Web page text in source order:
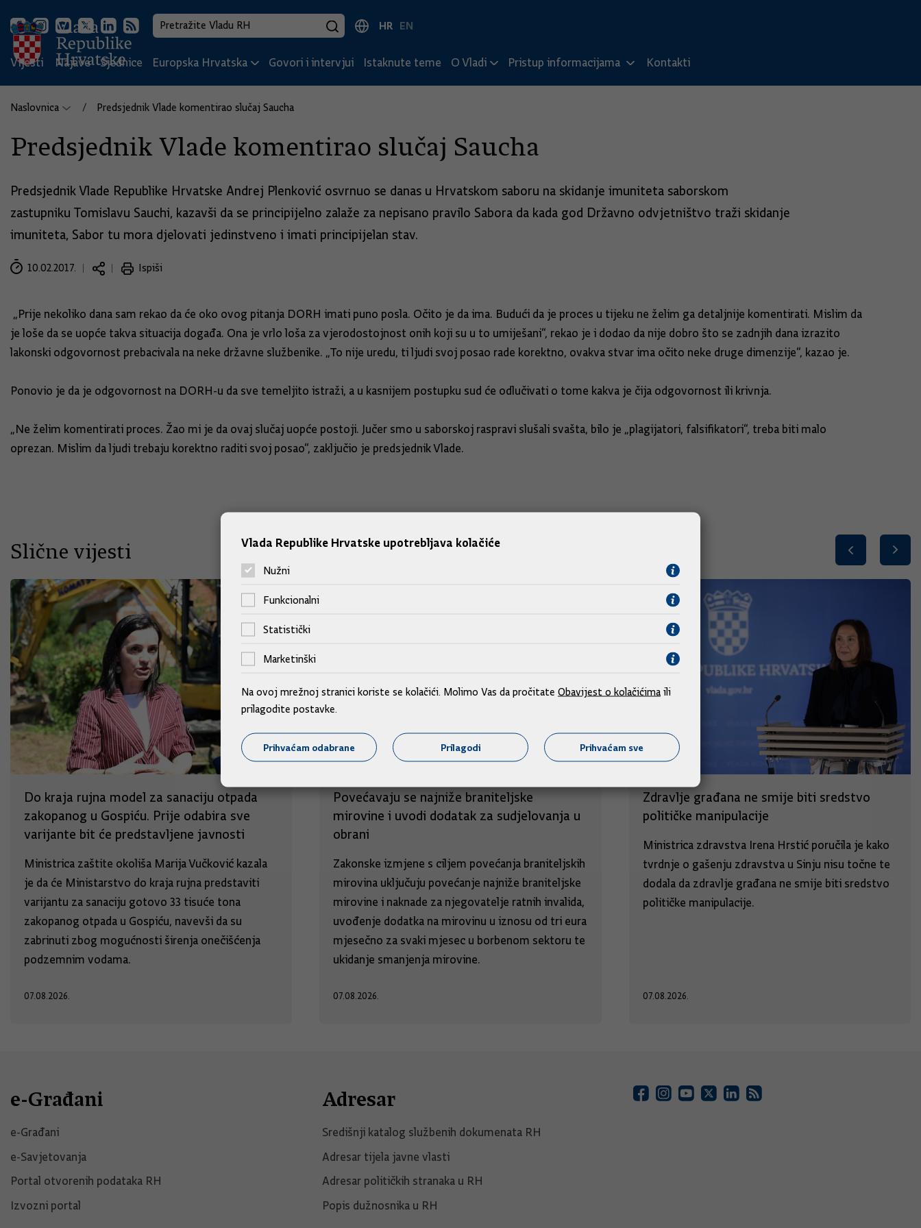
HR EN
Vijesti Najave Sjednice Europska Hrvatska Govori i intervjui Istaknute teme O Vladi Pristup informacijama Kontakti
Naslovnica Predsjednik Vlade komentirao slučaj Saucha
Predsjednik Vlade komentirao slučaj Saucha
Predsjednik Vlade Republike Hrvatske Andrej Plenković osvrnuo se danas u Hrvatskom saboru na skidanje imuniteta saborskom
zastupniku Tomislavu Sauchi, kazavši da se principijelno zalaže za nepisano pravilo Sabora da kada god Državno odvjetništvo traži skidanje
imuniteta, Sabor tu mora djelovati jedinstveno i imati principijelan stav.
10.02.2017. Ispiši
„Prije nekoliko dana sam rekao da će oko ovog pitanja DORH imati puno posla. Očito je da ima. Budući da je proces u tijeku ne želim ga detaljnije komentirati. Mislim da
je loše da se uopće takva situacija događa. Ona je vrlo loša za vjerodostojnost onih koji su u to umiješani“, rekao je i dodao da nije dobro što se zadnjih dana izrazito
lakonski odgovornost prebacivala na neke državne službenike. „To nije uredu, ti ljudi svoj posao rade korektno, ovakva stvar ima očito neke druge dimenzije“, kazao je.
Ponovio je da je odgovornost na DORH-u da sve temeljito istraži, a u kasnijem postupku sud će odlučivati o tome kakva je čija odgovornost ili krivnja.
„Ne želim komentirati proces. Žao mi je da ovaj slučaj uopće postoji. Jučer smo u saborskoj raspravi slušali svašta, bilo je „plagijatori, falsifikatori“, treba biti malo
oprezan. Mislim da ljudi trebaju korektno raditi svoj posao“, zaključio je predsjednik Vlade.
Slične vijesti
Do kraja rujna model za sanaciju otpada
zakopanog u Gospiću. Prije odabira sve
varijante bit će predstavljene javnosti
Ministrica zaštite okoliša Marija Vučković kazala
je da će Ministarstvo do kraja rujna predstaviti
varijantu za sanaciju gotovo 33 tisuće tona
zakopanog otpada u Gospiću, navevši da su
zabrinuti zbog mogućnosti širenja onečišćenja
podzemnim vodama.
07.08.2026.
Povećavaju se najniže braniteljske
mirovine i uvodi dodatak za sudjelovanja u
obrani
Zakonske izmjene s ciljem povećanja braniteljskih
mirovina uključuju povećanje najniže braniteljske
mirovine i naknade za njegovatelje ratnih invalida,
uvođenje dodatka na mirovinu u iznosu od tri eura
mjesečno za svaki mjesec u borbenom sektoru te
ukidanje smanjenja mirovine.
07.08.2026.
Zdravlje građana ne smije biti sredstvo
političke manipulacije
Ministrica zdravstva Irena Hrstić poručila je kako
tvrdnje o gašenju zdravstva u Sinju nisu točne te
dodala da zdravlje građana ne smije biti sredstvo
političke manipulacije.
07.08.2026.
e-Građani
e-Građani
e-Savjetovanja
Portal otvorenih podataka RH
Izvozni portal
Adresar
Središnji katalog službenih dokumenata RH
Adresar tijela javne vlasti
Adresar političkih stranaka u RH
Popis dužnosnika u RH
Vlada Republike Hrvatske upotrebljava kolačiće
Nužni
Funkcionalni
Statistički
Marketinški
Na ovoj mrežnoj stranici koriste se kolačići. Molimo Vas da pročitate Obavijest o kolačićima ili
prilagodite postavke.
Prihvaćam odabrane Prilagodi Prihvaćam sve